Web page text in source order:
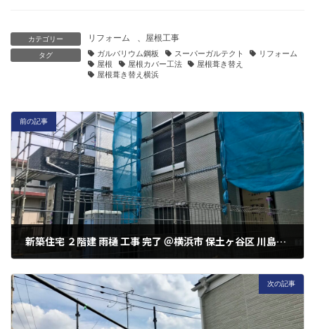
カテゴリー リフォーム 屋根工事
タグ ガルバリウム鋼板 スーパーガルテクト
リフォーム
屋根
屋根カバー工法
屋根葺き替え
屋根葺き替え横浜
前の記事
新築住宅 ２階建 雨樋 工事 完了 ＠横浜市 保土ヶ谷区 川島町 ２号
次の記事